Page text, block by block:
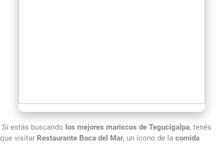
Si estás buscando los mejores mariscos de Tegucigalpa, tenés
que visitar Restaurante Boca del Mar, un ícono de la comida